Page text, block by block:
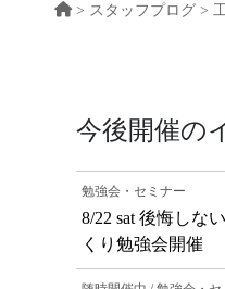
> スタッフプログ >
今後開催の
勉強会・セミナー
8/22 sat 後悔しな
くり勉強会開催